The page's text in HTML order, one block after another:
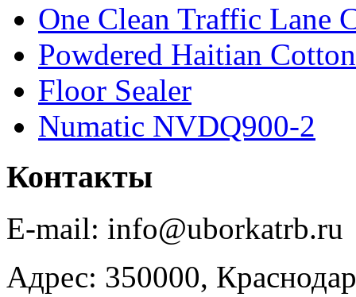
One Clean Traffic Lane
Powdered Haitian
Floor Sealer
Numatic NVDQ900-2
Контакты
E-mail: info@uborkatrb.ru
Адрес: 350000,